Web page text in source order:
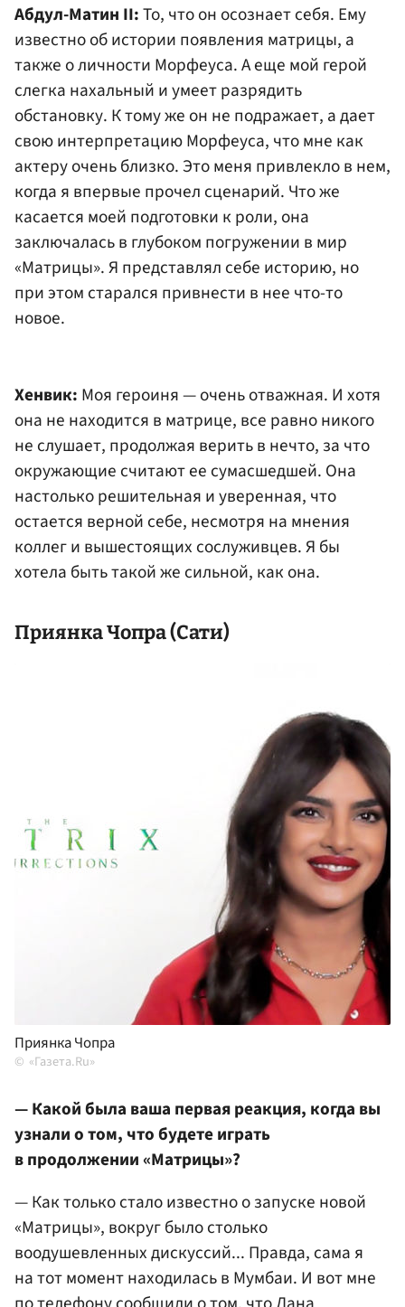
Абдул-Матин II:То, что он осознает себя. Ему
известно об истории появления матрицы, а
также о личности Морфеуса. А еще мой герой
слегка нахальный и умеет разрядить
обстановку. К тому же он не подражает, а дает
свою интерпретацию Морфеуса, что мне как
актеру очень близко. Это меня привлекло в нем,
когда я впервые прочел сценарий. Что же
касается моей подготовки к роли, она
заключалась в глубоком погружении в мир
«Матрицы». Я представлял себе историю, но
при этом старался привнести в нее что-то
новое.
Хенвик: Моя героиня — очень отважная. И хотя
она не находится в матрице, все равно никого
не слушает, продолжая верить в нечто, за что
окружающие считают ее сумасшедшей. Она
настолько решительная и уверенная, что
остается верной себе, несмотря на мнения
коллег и вышестоящих сослуживцев. Я бы
хотела быть такой же сильной, как она.
Приянка Чопра (Сати)
Приянка Чопра
«Газета.Ru»
— Какой была ваша первая реакция, когда вы
узнали о том, что будете играть
в продолжении «Матрицы»?
— Как только стало известно о запуске новой
«Матрицы», вокруг было столько
воодушевленных дискуссий... Правда, сама я
на тот момент находилась в Мумбаи. И вот мне